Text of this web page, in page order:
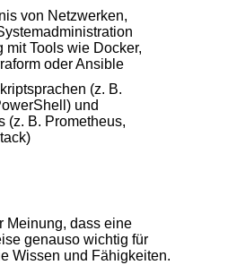
von Netzwerken,
mit Tools wie Docker,
oder Ansible
(z. B.
und
(z. B. Prometheus,
Meinung, dass eine
genauso wichtig für
Wissen und Fähigkeiten.